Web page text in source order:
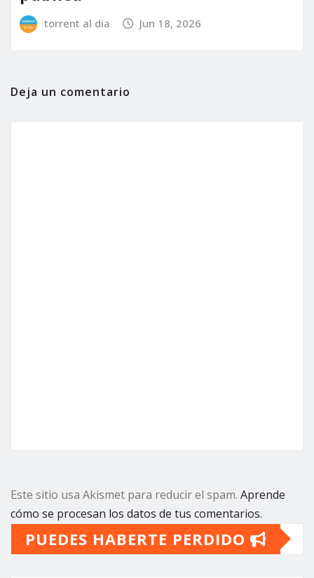
torrent al dia Jun 18, 2026
Deja un comentario
Este sitio usa Akismet para reducir el spam. Aprende
cómo se procesan los datos de tus comentarios.
PUEDES HABERTE PERDIDO